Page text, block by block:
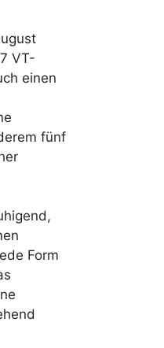
VT-
einen
fünf
Form